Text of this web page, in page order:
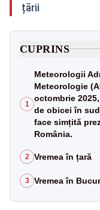
țării
CUPRINS
1
Meteorologii
Meteorologie
octombrie
de obicei în
face simțită
România.
2 Vremea în țară
3 Vremea în